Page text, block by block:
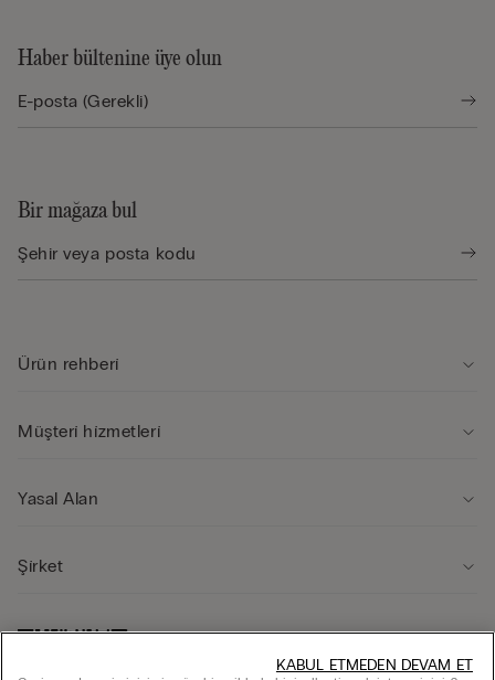
Haber bültenine üye olun
Bir mağaza bul
Ürün rehberi̇
Müşteri̇ hi̇zmetleri̇
Yasal Alan
Şi̇rket
KABUL ETMEDEN DEVAM ET